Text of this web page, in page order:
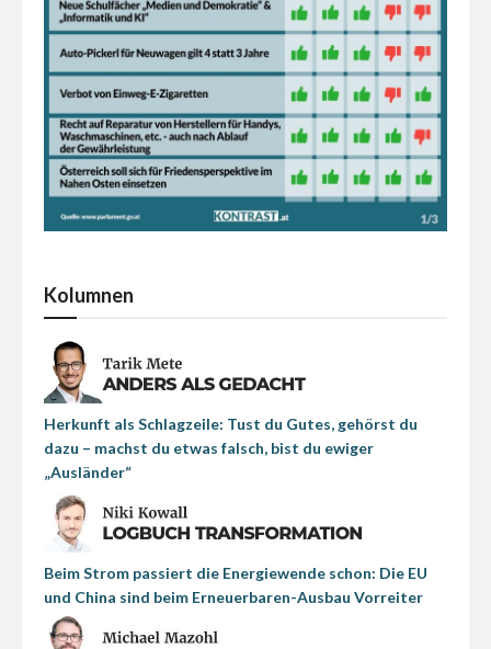
Kolumnen
Herkunft als Schlagzeile: Tust du Gutes, gehörst du
dazu – machst du etwas falsch, bist du ewiger
„Ausländer“
Beim Strom passiert die Energiewende schon: Die EU
und China sind beim Erneuerbaren-Ausbau Vorreiter